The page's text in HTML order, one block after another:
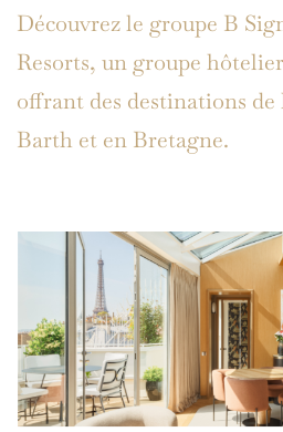
Découvrez le groupe B
Resorts, un groupe
offrant des destinations de
Barth et en Bretagne.